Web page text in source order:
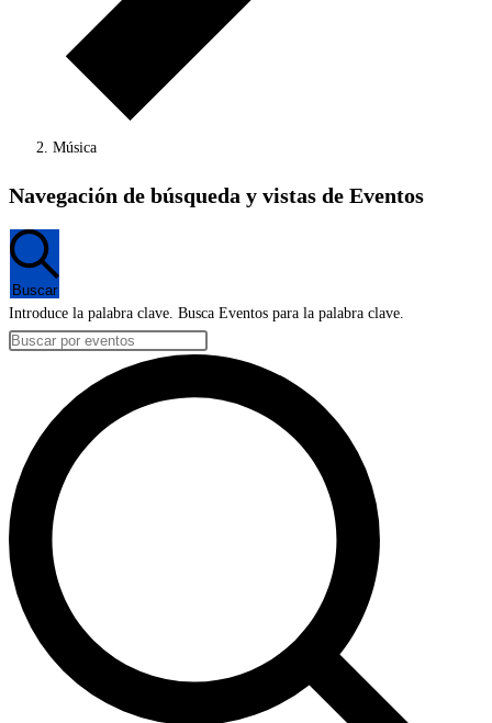
Música
Eventos
Navegación de búsqueda y vistas de Eventos
Buscar
Introduce la palabra clave. Busca Eventos para la palabra clave.